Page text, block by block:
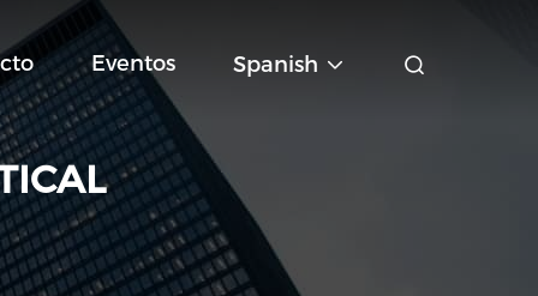
Eventos Spanish